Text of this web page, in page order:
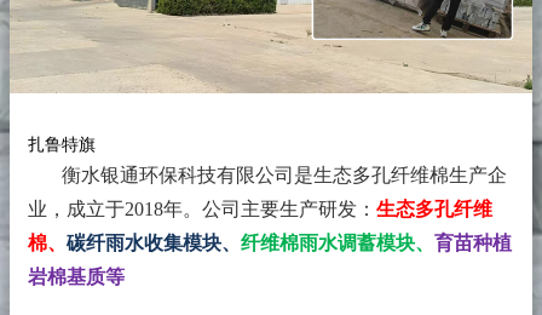
扎鲁特旗
衡水银通环保科技有限公司是生态多孔纤维棉生产企
业，成立于2018年。 公司主要生产研发： 生态多孔纤维
棉、 碳纤雨水收集模块、 纤维棉雨水调蓄模块、 育苗种植
岩棉基质等